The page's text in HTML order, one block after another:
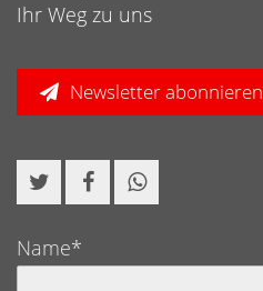
Ihr Weg zu uns
Newsletter abonnieren
Name*